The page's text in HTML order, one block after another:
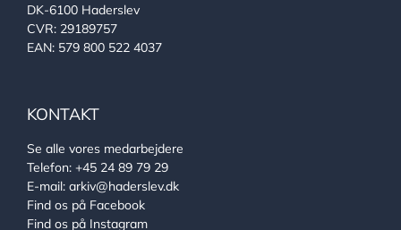
DK-6100 Haderslev
CVR: 29189757
EAN: 579 800 522 4037
KONTAKT
Se alle vores medarbejdere
Telefon: +45 24 89 79 29
E-mail: arkiv@haderslev.dk
Find os på Facebook
Find os på Instagram